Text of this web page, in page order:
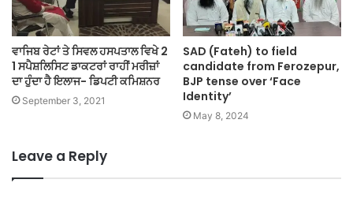
ਵਾਜਿਬ ਰੇਟਾਂ ਤੇ ਸਿਵਲ ਹਸਪਤਾਲ ਵਿਖੇ 2
1 ਸਪੈਸ਼ਲਿਸਿਟ ਡਾਕਟਰਾਂ ਰਾਹੀਂ ਮਰੀਜ਼ਾਂ
ਦਾ ਹੁੰਦਾ ਹੈ ਇਲਾਜ- ਡਿਪਟੀ ਕਮਿਸ਼ਨਰ
September 3, 2021
SAD (Fateh) to field
candidate from Ferozepur,
BJP tense over ‘Face
Identity’
May 8, 2024
Leave a Reply